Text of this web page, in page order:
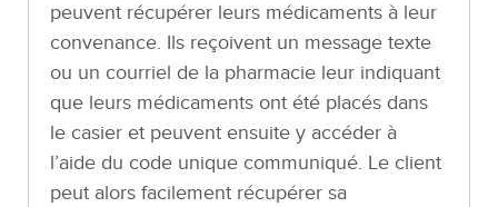
peuvent récupérer leurs médicaments à leur
convenance. Ils reçoivent un message texte
ou un courriel de la pharmacie leur indiquant
que leurs médicaments ont été placés dans
le casier et peuvent ensuite y accéder à
l’aide du code unique communiqué. Le client
peut alors facilement récupérer sa